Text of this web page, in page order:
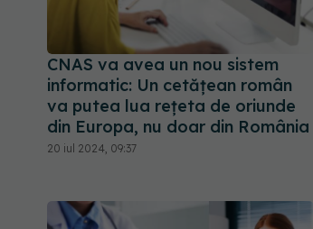
CNAS va avea un nou sistem
informatic: Un cetăţean român
va putea lua reţeta de oriunde
din Europa, nu doar din România
20 iul 2024, 09:37